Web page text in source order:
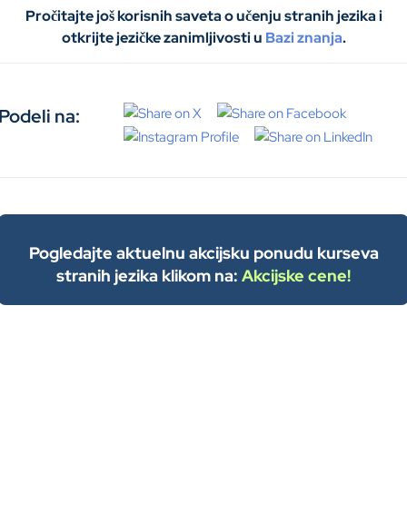
Pročitajte još korisnih saveta o učenju stranih jezika i
otkrijte jezičke zanimljivosti u Bazi znanja.
na:
Pogledajte aktuelnu akcijsku ponudu kurseva
stranih jezika klikom na: Akcijske cene!